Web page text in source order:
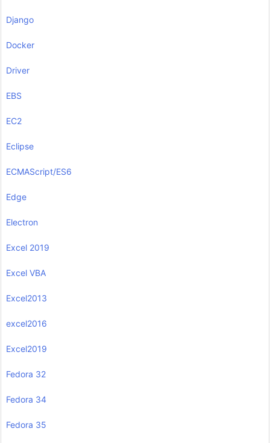
Django
Docker
Driver
EBS
EC2
Eclipse
ECMAScript/ES6
Edge
Electron
Excel 2019
Excel VBA
Excel2013
excel2016
Excel2019
Fedora 32
Fedora 34
Fedora 35